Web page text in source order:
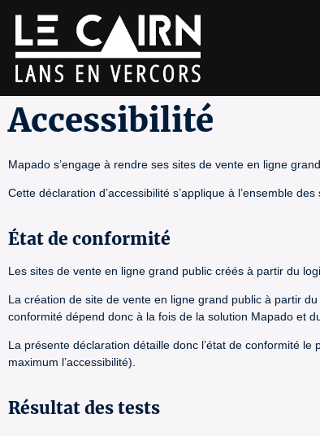
Accessibilité
Mapado s’engage à rendre ses sites de vente en ligne
Cette déclaration d’accessibilité s’applique à l’ensemble
État de conformité
Les sites de vente en ligne grand public créés à partir du
La création de site de vente en ligne grand public à partir
conformité dépend donc à la fois de la solution Mapado et
La présente déclaration détaille donc l’état de conformité
maximum l’accessibilité).
Résultat des tests